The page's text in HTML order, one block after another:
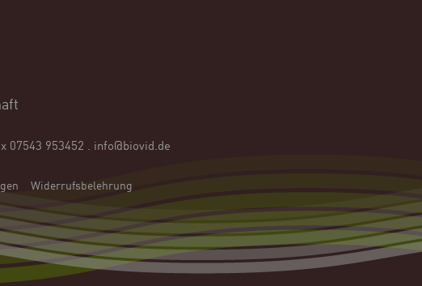
07543 953452 info@biovid.de
Widerrufsbelehrung